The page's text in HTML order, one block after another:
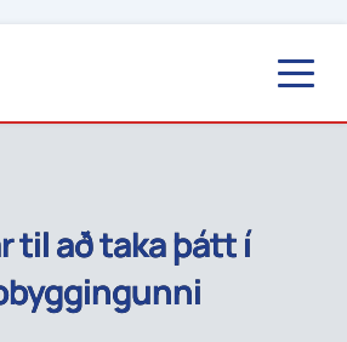
til að taka þátt í